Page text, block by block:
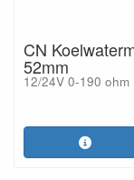
CN
52mm
12/24V 0-190 ohm